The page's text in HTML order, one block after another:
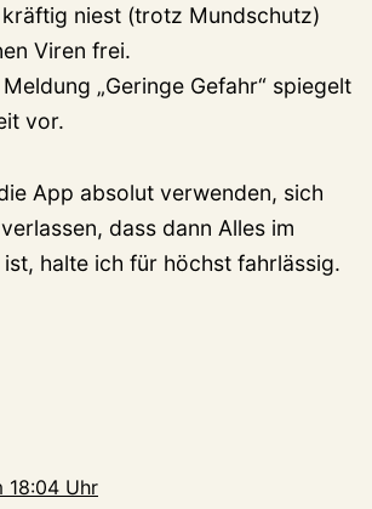
niest (trotz Mundschutz)
Viren frei.
„Geringe Gefahr“ spiegelt
vor.
App absolut verwenden, sich
dass dann Alles im
halte ich für höchst fahrlässig.
18:04 Uhr